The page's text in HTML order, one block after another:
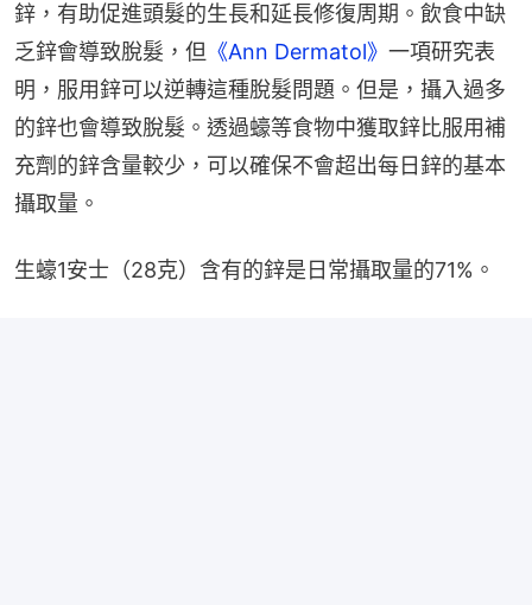
鋅，有助促進頭髮的生長和延長修復周期。飲食中缺
乏鋅會導致脫髮，但 《Ann Dermatol》 一項研究表
明，服用鋅可以逆轉這種脫髮問題。但是，攝入過多
的鋅也會導致脫髮。透過蠔等食物中獲取鋅比服用補
充劑的鋅含量較少，可以確保不會超出每日鋅的基本
攝取量。
生蠔1安士（28克）含有的鋅是日常攝取量的71%。